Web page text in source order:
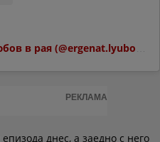
A post shared by Ергенът: Любов в рая (@ergenat.lyubov.v.raya.btv)
РЕКЛАМА
днес, а заедно с него